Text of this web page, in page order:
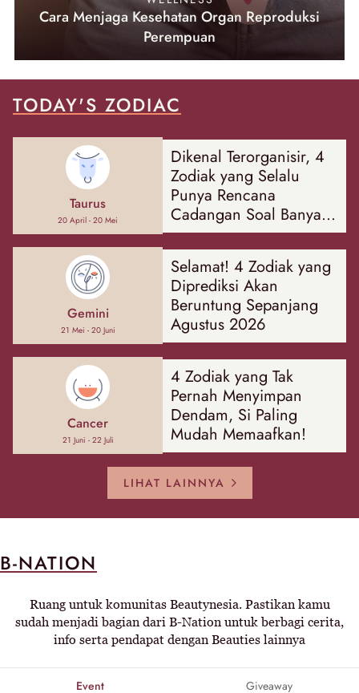
Cara Menjaga Kesehatan Organ Reproduksi
Perempuan
TODAY'S ZODIAC
Taurus
20 April - 20 Mei
Dikenal Terorganisir, 4
Zodiak yang Selalu
Punya Rencana
Cadangan Soal Banyak
Hal
Gemini
21 Mei - 20 Juni
Selamat! 4 Zodiak yang
Diprediksi Akan
Beruntung Sepanjang
Agustus 2026
Cancer
21 Juni - 22 Juli
4 Zodiak yang Tak
Pernah Menyimpan
Dendam, Si Paling
Mudah Memaafkan!
LIHAT LAINNYA
B-NATION
Ruang untuk komunitas Beautynesia. Pastikan kamu
sudah menjadi bagian dari B-Nation untuk berbagi cerita,
info serta pendapat dengan Beauties lainnya
Event Giveaway